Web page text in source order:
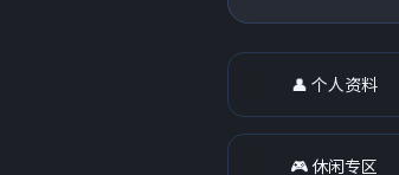
👤 个人资料
🎮 休闲专区